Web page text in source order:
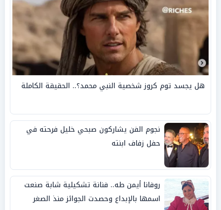
هل يجسد توم كروز شخصية النبي محمد؟.. الحقيقة الكاملة
نجوم الفن يشاركون صبحي خليل فرحته في
حفل زفاف ابنته
روفانا أيمن طه.. فنانة تشكيلية شابة صنعت
اسمها بالإبداع وحصدت الجوائز منذ الصغر